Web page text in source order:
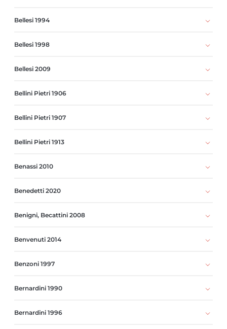
Bellesi 1994
Bellesi 1998
Bellesi 2009
Bellini Pietri 1906
Bellini Pietri 1907
Bellini Pietri 1913
Benassi 2010
Benedetti 2020
Benigni, Becattini 2008
Benvenuti 2014
Benzoni 1997
Bernardini 1990
Bernardini 1996